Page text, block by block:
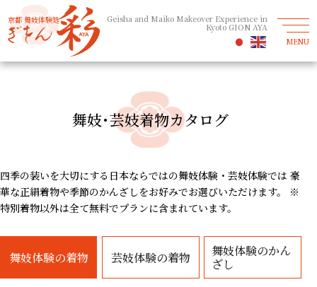
京都 舞妓体験処 Geisha and Maiko Makeover Experience in
Kyoto GION AYA
MENU
舞妓･芸妓着物カタログ
四季の装いを大切にする日本ならではの舞妓体験・芸妓体験では 豪
華な正絹着物や季節のかんざしをお好みでお選びいただけます。
※
特別着物以外は全て無料でプランに含まれています。
舞妓体験 芸妓体験
舞妓体験のかん
ざし